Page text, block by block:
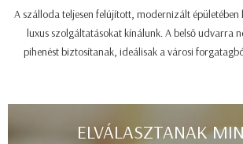
A szálloda teljesen felújított, modernizált épületében
luxus szolgáltatásokat kínálunk. A belső udvarra
pihenést biztosítanak, ideálisak a városi
ELVÁLASZTANAK